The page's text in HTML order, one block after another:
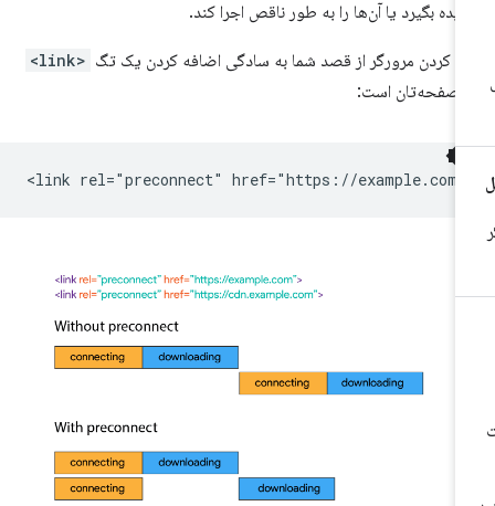
بگیرد یا آن‌ها را به طور ناقص اجرا کند.
کردن مرورگر از قصد شما به سادگی اضافه کردن یک تگ <link>
صفحه‌تان است: